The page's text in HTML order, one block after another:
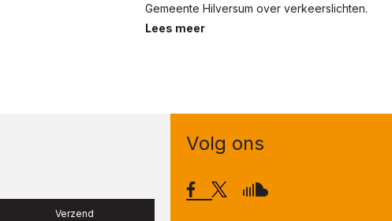
Gemeente Hilversum over verkeerslichten.
Lees meer
Verzend
Volg ons